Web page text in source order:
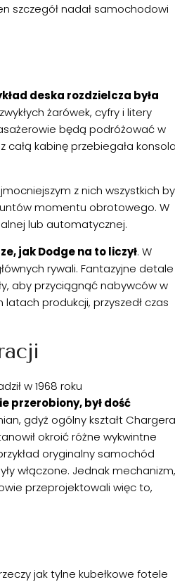
szczegół nadał samochodowi
deska rozdzielcza była
żarówek, cyfry i litery
będą podróżować w
kabinę przebiegała
z nich wszystkich
momentu obrotowego. W
lub automatycznej.
jak Dodge na to liczył. W
rywali. Fantazyjne
aby przyciągnąć nabywców w
produkcji, przyszedł czas
w 1968 roku
przerobiony, był dość
gdyż ogólny kształt Chargera
okroić różne wykwintne
oryginalny samochód
włączone. Jednak mechanizm,
przeprojektowali więc to,
jak tylne kubełkowe fotele